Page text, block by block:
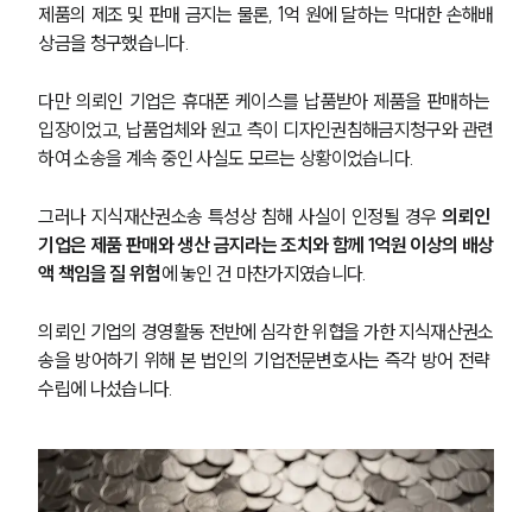
제품의 제조 및 판매 금지는 물론, 1억 원에 달하는 막대한 손해배
상금을 청구했습니다.
다만 의뢰인 기업은 휴대폰 케이스를 납품받아 제품을 판매하는
입장이었고, 납품업체와 원고 측이 디자인권침해금지청구와 관련
하여 소송을 계속 중인 사실도 모르는 상황이었습니다.
그러나 지식재산권소송 특성상 침해 사실이 인정될 경우 의뢰인
기업은 제품 판매와 생산 금지라는 조치와 함께 1억원 이상의 배상
액 책임을 질 위험에 놓인 건 마찬가지였습니다.
의뢰인 기업의 경영활동 전반에 심각한 위협을 가한 지식재산권소
송을 방어하기 위해 본 법인의 기업전문변호사는 즉각 방어 전략
수립에 나섰습니다.